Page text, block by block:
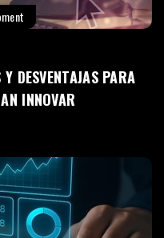
DESVENTAJAS PARA
INNOVAR